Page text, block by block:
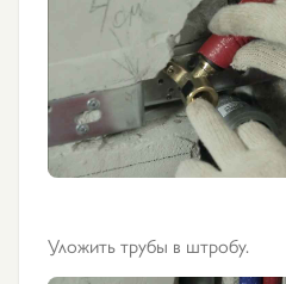
Уложить трубы в штробу.